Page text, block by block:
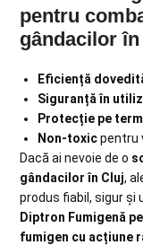
pentru
gândacilor
Eficiență
Siguranță în
Protecție pe
Non-toxicpentru
Dacă ai nevoie de o
gândacilor în Cluj,
produs fiabil, sigur și
Diptron Fumigenă
fumigen cu acțiune